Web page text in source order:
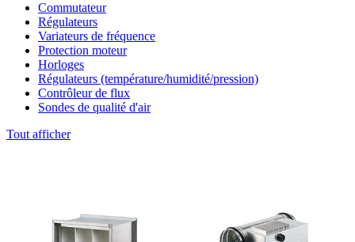
Commutateur
Régulateurs
Variateurs de fréquence
Protection moteur
Horloges
Régulateurs (température/humidité/pression)
Contrôleur de flux
Sondes de qualité d'air
Tout afficher